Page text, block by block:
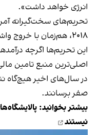
انرژی خواهد داشت».
تحریم‌های سخت‌گیرانه
۲۰۱۸، هم‌زمان با خروج واشینگتن از برجام، وضع شدند.
این تحریم‌ها اگرچه
اصلی‌ترین منبع تامین
در سال‌های اخیر هیچ‌گاه
صفر برسانند.
بیشتر بخوانید:
نیستند